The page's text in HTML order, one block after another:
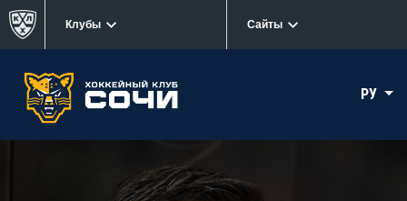
Клубы Сайты
РУ